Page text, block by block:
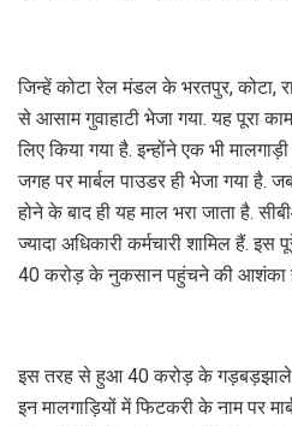
जिन्हें कोटा रेल मंडल के भरतपुर, कोटा,
से आसाम गुवाहाटी भेजा गया. यह पूरा
लिए किया गया है. इन्होंने एक भी
जगह पर मार्बल पाउडर ही भेजा गया
होने के बाद ही यह माल भरा जाता है.
ज्यादा अधिकारी कर्मचारी शामिल हैं.
40 करोड़ के नुकसान पहुंचने की आशंका
इस तरह से हुआ 40 करोड़ के
इन मालगाड़ियों में फिटकरी के नाम पर